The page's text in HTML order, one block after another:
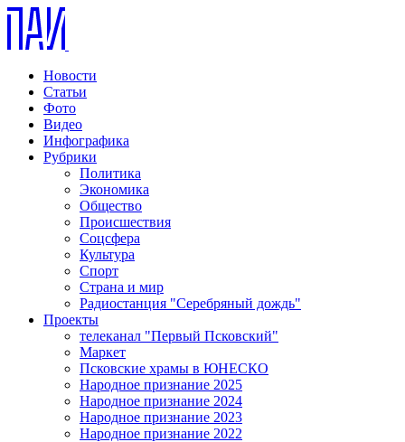
Новости
Статьи
Фото
Видео
Инфографика
Рубрики
Политика
Экономика
Общество
Происшествия
Соцсфера
Культура
Спорт
Страна и мир
Радиостанция "Серебряный дождь"
Проекты
телеканал "Первый Псковский"
Маркет
Псковские храмы в ЮНЕСКО
Народное признание 2025
Народное признание 2024
Народное признание 2023
Народное признание 2022